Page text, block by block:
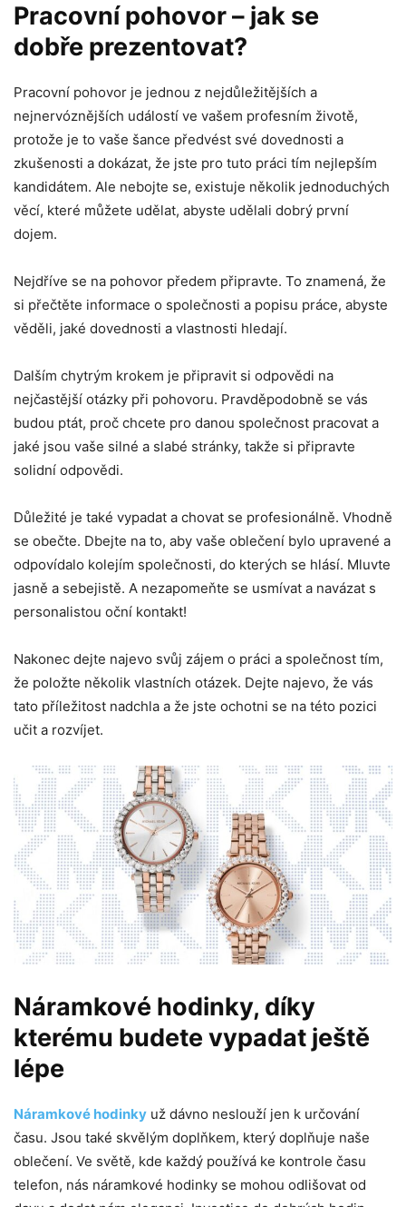
Pracovní pohovor – jak se
dobře prezentovat?
Pracovní pohovor je jednou z nejdůležitějších a
nejnervóznějších událostí ve vašem profesním životě,
protože je to vaše šance předvést své dovednosti a
zkušenosti a dokázat, že jste pro tuto práci tím nejlepším
kandidátem. Ale nebojte se, existuje několik jednoduchých
věcí, které můžete udělat, abyste udělali dobrý první
dojem.
Nejdříve se na pohovor předem připravte. To znamená, že
si přečtěte informace o společnosti a popisu práce, abyste
věděli, jaké dovednosti a vlastnosti hledají.
Dalším chytrým krokem je připravit si odpovědi na
nejčastější otázky při pohovoru. Pravděpodobně se vás
budou ptát, proč chcete pro danou společnost pracovat a
jaké jsou vaše silné a slabé stránky, takže si připravte
solidní odpovědi.
Důležité je také vypadat a chovat se profesionálně. Vhodně
se obečte. Dbejte na to, aby vaše oblečení bylo upravené a
odpovídalo kolejím společnosti, do kterých se hlásí. Mluvte
jasně a sebejistě. A nezapomeňte se usmívat a navázat s
personalistou oční kontakt!
Nakonec dejte najevo svůj zájem o práci a společnost tím,
že položte několik vlastních otázek. Dejte najevo, že vás
tato příležitost nadchla a že jste ochotni se na této pozici
učit a rozvíjet.
Náramkové hodinky, díky
kterému budete vypadat ještě
lépe
Náramkové hodinky už dávno neslouží jen k určování
času. Jsou také skvělým doplňkem, který doplňuje naše
oblečení. Ve světě, kde každý používá ke kontrole času
telefon, nás náramkové hodinky se mohou odlišovat od